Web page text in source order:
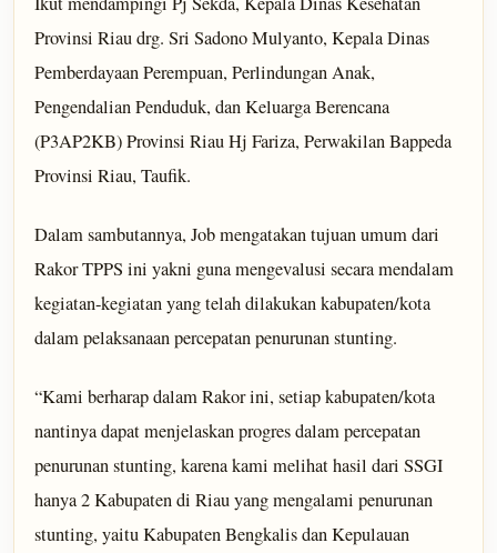
Provinsi Riau drg. Sri Sadono Mulyanto, Kepala Dinas
Pemberdayaan Perempuan, Perlindungan Anak,
Pengendalian Penduduk, dan Keluarga Berencana
(P3AP2KB) Provinsi Riau Hj Fariza, Perwakilan Bappeda
Provinsi Riau, Taufik.
Dalam sambutannya, Job mengatakan tujuan umum dari
Rakor TPPS ini yakni guna mengevalusi secara mendalam
kegiatan-kegiatan yang telah dilakukan kabupaten/kota
dalam pelaksanaan percepatan penurunan stunting.
“Kami berharap dalam Rakor ini, setiap kabupaten/kota
nantinya dapat menjelaskan progres dalam percepatan
penurunan stunting, karena kami melihat hasil dari SSGI
hanya 2 Kabupaten di Riau yang mengalami penurunan
stunting, yaitu Kabupaten Bengkalis dan Kepulauan